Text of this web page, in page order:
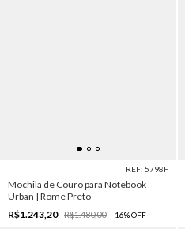
REF: 5798F
Mochila de Couro para Notebook
Urban | Rome Preto
R$1.243,20
R$1.480,00 -16%OFF